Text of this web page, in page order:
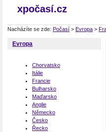
xpočasí.cz
Nacházíte se zde: Počasí > Evropa >
Evropa
Chorvatsko
Itálie
Francie
Bulharsko
Maďarsko
Anglie
Německo
Česko
Řecko